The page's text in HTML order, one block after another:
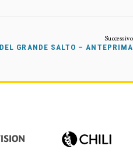
GRANDE SALTO – ANTEPRIMA